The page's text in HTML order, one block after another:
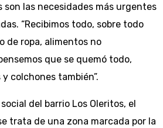
son las necesidades más urgentes
“Recibimos todo, sobre todo
de ropa, alimentos no
que se quemó todo,
colchones también”.
del barrio Los Oleritos, el
trata de una zona marcada por la